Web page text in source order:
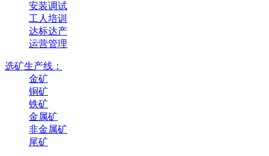
安装调试
工人培训
达标达产
运营管理
选矿生产线：
金矿
铜矿
铁矿
金属矿
非金属矿
尾矿